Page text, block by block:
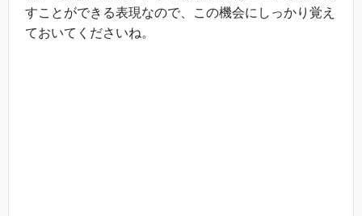
すことができる表現なので、この機会にしっかり覚え
ておいてくださいね。